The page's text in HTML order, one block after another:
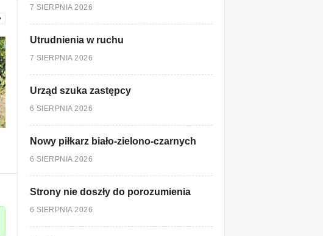
7 SIERPNIA 2026
Utrudnienia w ruchu
7 SIERPNIA 2026
Urząd szuka zastępcy
6 SIERPNIA 2026
Nowy piłkarz biało-zielono-czarnych
6 SIERPNIA 2026
Strony nie doszły do porozumienia
6 SIERPNIA 2026